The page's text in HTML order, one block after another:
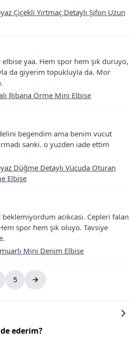
Çiçekli Yırtmaç Detaylı Şifon Uzun
yaa. Hem spor hem şık duruyo,
da giyerim topukluyla da. Mor
Ribana Örme Mini Elbise
begendim ama benim vucut
sanki. o yuzden iade ettim
Düğme Detaylı Vücuda Oturan
Elbise
beklemiyordum acikcasi. Cepleri falan
spor hem şık oluyo. Tavsiye
Mini Denim Elbise
5
ederim?